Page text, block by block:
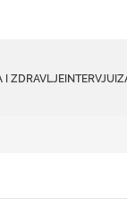
I ZDRAVLJEINTERVJUI